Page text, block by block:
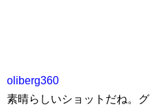
oliberg360
素晴らしいショットだね。